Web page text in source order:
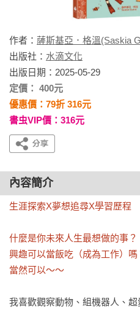
作者： 薩斯基亞．格溫(Saskia
出版社： 水滴文化
出版日期：2025-05-29
定價： 400元
優惠價：79折 316元
書虫VIP價：316元
內容簡介
生涯探索X夢想追尋X學習歷程
什麼是你未來人生最想做的事？
興趣可以當飯吃（成為工作）嗎
當然可以～～
我喜歡觀察動物、組機器人、